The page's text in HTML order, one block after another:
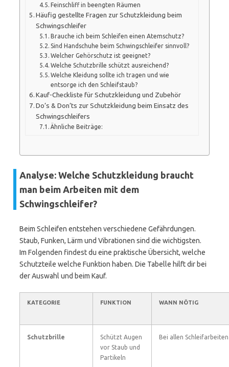
Feinschliff in beengten Räumen
Häufig gestellte Fragen zur Schutzkleidung beim
Schwingschleifer
Brauche ich beim Schleifen einen Atemschutz?
Sind Handschuhe beim Schwingschleifer sinnvoll?
Welcher Gehörschutz ist geeignet?
Welche Schutzbrille schützt ausreichend?
Welche Kleidung sollte ich tragen und wie
entsorge ich den Schleifstaub?
Kauf-Checkliste für Schutzkleidung und Zubehör
Do’s & Don’ts zur Schutzkleidung beim Einsatz des
Schwingschleifers
Ähnliche Beiträge:
Analyse: Welche Schutzkleidung braucht
man beim Arbeiten mit dem
Schwingschleifer?
Beim Schleifen entstehen verschiedene Gefährdungen.
Staub, Funken, Lärm und Vibrationen sind die wichtigsten.
Im Folgenden findest du eine praktische Übersicht, welche
Schutzteile welche Funktion haben. Die Tabelle hilft dir bei
der Auswahl und beim Kauf.
KATEGORIE FUNKTION WANN NÖTIG
Schutzbrille
Schützt Augen
vor Staub und
Partikeln
Bei allen Schleifarbeiten